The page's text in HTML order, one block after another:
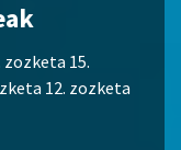
zozketa 15.
12. zozketa